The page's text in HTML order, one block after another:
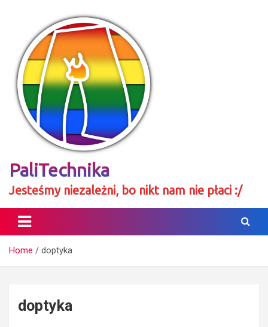
PaliTechnika
Jesteśmy niezależni, bo nikt nam nie płaci :/
Home doptyka
doptyka